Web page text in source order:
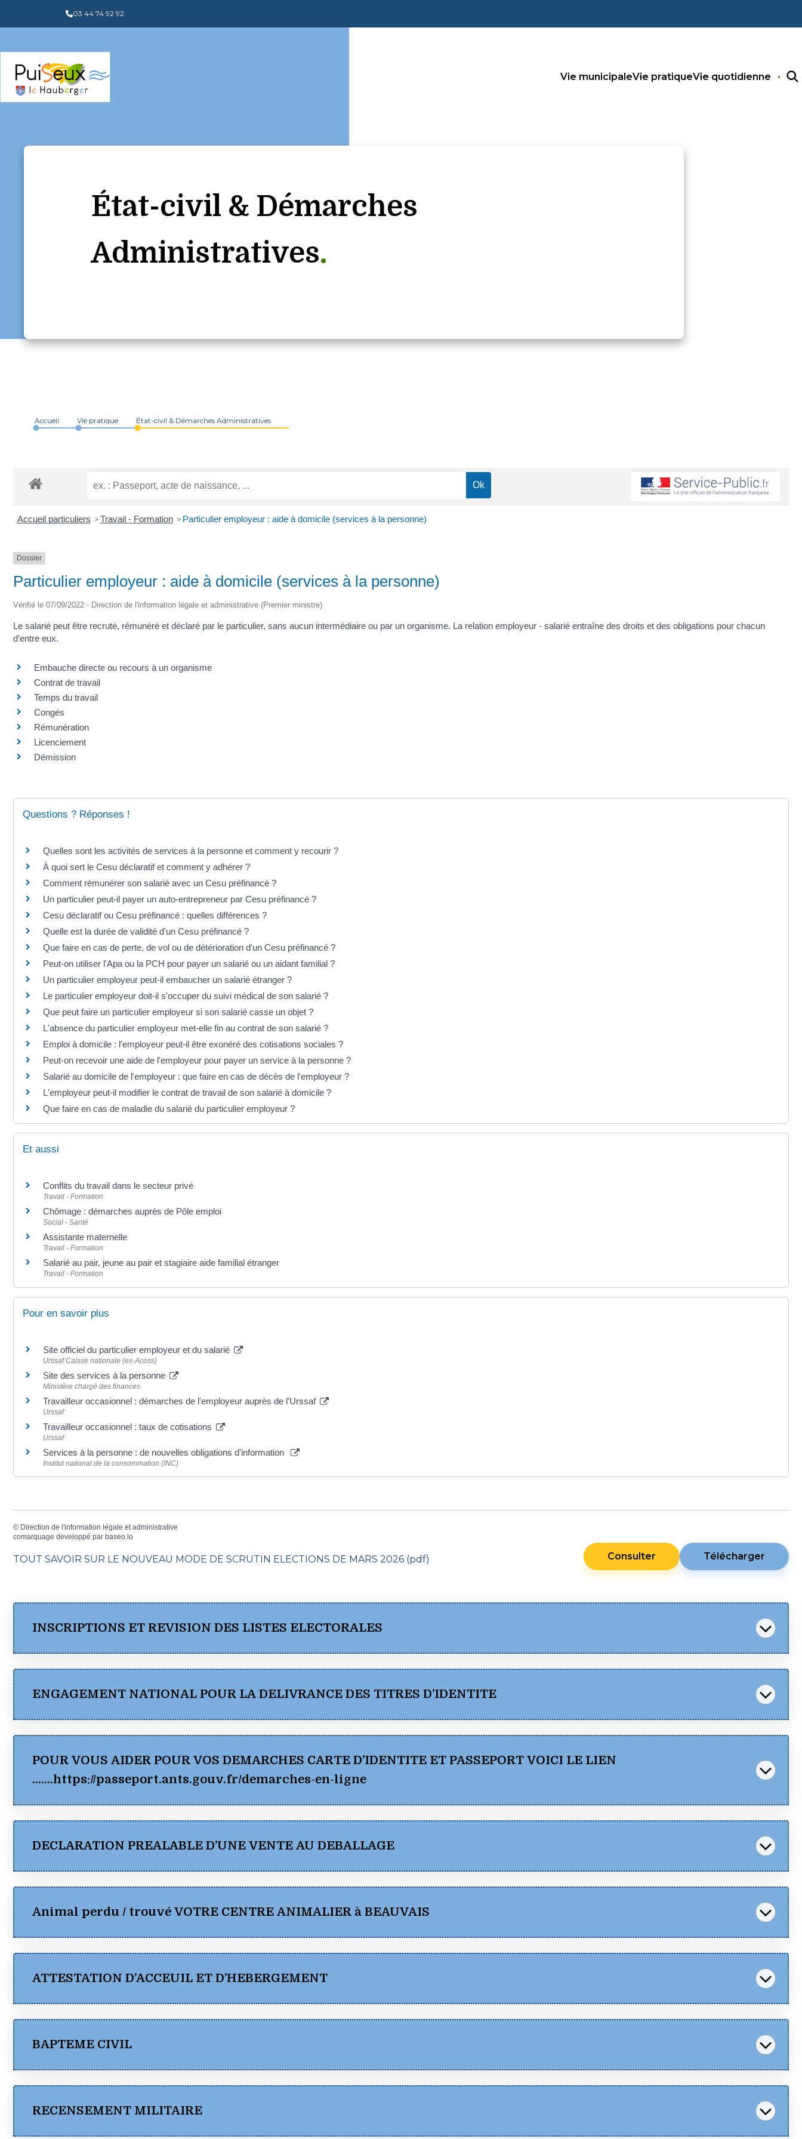
03 44 74 92 92
Vie municipaleVie pratiqueVie quotidienne
État-civil & Démarches
Administratives
Accueil Vie pratique État-civil & Démarches Administratives
Accueil particuliers > Travail - Formation > Particulier employeur : aide à domicile (services à la personne)
Dossier
Particulier employeur : aide à domicile (services à la personne)
Vérifié le 07/09/2022 - Direction de l'information légale et administrative (Premier ministre)
Le salarié peut être recruté, rémunéré et déclaré par le particulier, sans aucun intermédiaire ou par un organisme. La relation employeur - salarié entraîne des droits et des obligations pour chacun
d'entre eux.
Embauche directe ou recours à un organisme
Contrat de travail
Temps du travail
Congés
Rémunération
Licenciement
Démission
Questions ? Réponses !
Quelles sont les activités de services à la personne et comment y recourir ?
À quoi sert le Cesu déclaratif et comment y adhérer ?
Comment rémunérer son salarié avec un Cesu préfinancé ?
Un particulier peut-il payer un auto-entrepreneur par Cesu préfinancé ?
Cesu déclaratif ou Cesu préfinancé : quelles différences ?
Quelle est la durée de validité d'un Cesu préfinancé ?
Que faire en cas de perte, de vol ou de détérioration d'un Cesu préfinancé ?
Peut-on utiliser l'Apa ou la PCH pour payer un salarié ou un aidant familial ?
Un particulier employeur peut-il embaucher un salarié étranger ?
Le particulier employeur doit-il s'occuper du suivi médical de son salarié ?
Que peut faire un particulier employeur si son salarié casse un objet ?
L'absence du particulier employeur met-elle fin au contrat de son salarié ?
Emploi à domicile : l'employeur peut-il être exonéré des cotisations sociales ?
Peut-on recevoir une aide de l'employeur pour payer un service à la personne ?
Salarié au domicile de l'employeur : que faire en cas de décès de l'employeur ?
L'employeur peut-il modifier le contrat de travail de son salarié à domicile ?
Que faire en cas de maladie du salarié du particulier employeur ?
Et aussi
Conflits du travail dans le secteur privé
Travail - Formation
Chômage : démarches auprès de Pôle emploi
Social - Santé
Assistante maternelle
Travail - Formation
Salarié au pair, jeune au pair et stagiaire aide familial étranger
Travail - Formation
Pour en savoir plus
Site officiel du particulier employeur et du salarié
Urssaf Caisse nationale (ex-Acoss)
Site des services à la personne
Ministère chargé des finances
Travailleur occasionnel : démarches de l'employeur auprès de l'Urssaf
Urssaf
Travailleur occasionnel : taux de cotisations
Urssaf
Services à la personne : de nouvelles obligations d'information
Institut national de la consommation (INC)
© Direction de l'information légale et administrative
comarquage developpé par baseo.io
TOUT SAVOIR SUR LE NOUVEAU MODE DE SCRUTIN ELECTIONS DE MARS 2026 (pdf) Consulter Télécharger
INSCRIPTIONS ET REVISION DES LISTES ELECTORALES
ENGAGEMENT NATIONAL POUR LA DELIVRANCE DES TITRES D’IDENTITE
ENGAGEMENT NATIONAL POUR LA DELIVRANCE DES TITRES D’IDENTITE (pdf) Consulter
POUR VOUS AIDER POUR VOS DEMARCHES CARTE D’IDENTITE ET PASSEPORT VOICI LE LIEN
…….https://passeport.ants.gouv.fr/demarches-en-ligne
DECLARATION PREALABLE D’UNE VENTE AU DEBALLAGE
(pdf)
Animal perdu / trouvé VOTRE CENTRE ANIMALIER à BEAUVAIS
ATTESTATION D’ACCEUIL ET D’HEBERGEMENT
ATTESTATION D’ACCEUIL ET D’HEBERGEMENT (pdf)
BAPTEME CIVIL
RECENSEMENT MILITAIRE
Panneau de gestion des cookies